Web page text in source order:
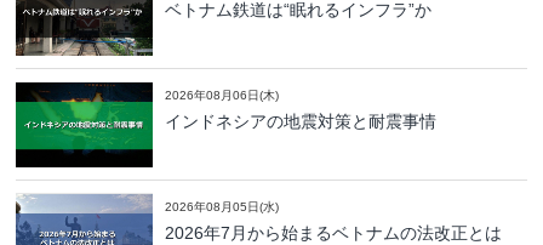
ベトナム鉄道は“眠れるインフラ”か
2026年08月06日(木)
インドネシアの地震対策と耐震事情
2026年08月05日(水)
2026年7月から始まるベトナムの法改正とは